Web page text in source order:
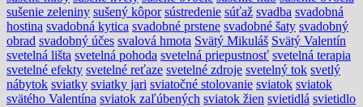
sušenie zeleniny sušený kôpor sústredenie súťaž svadba svadobná
hostina svadobná kytica svadobné prstene svadobné šaty svadobný
obrad svadobný účes svalová hmota Svätý Mikuláš Svätý Valentín
svetelná lišta svetelná pohoda svetelná priepustnosť svetelná terapia
svetelné efekty svetelné reťaze svetelné zdroje svetelný tok svetlý
nábytok sviatky sviatky jari sviatočné stolovanie sviatok sviatok
svätého Valentína sviatok zaľúbených sviatok žien svietidlá svietidlo